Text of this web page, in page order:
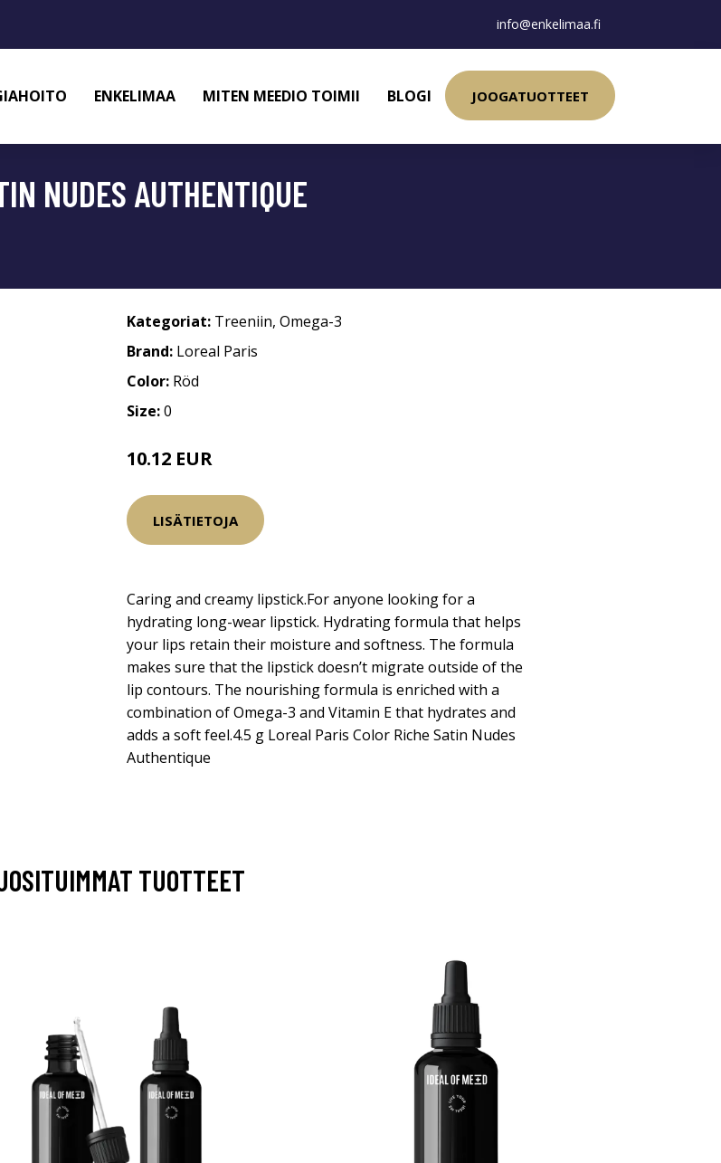
info@enkelimaa.fi
ENKELIMAA MITEN MEEDIO TOIMII BLOGI JOOGATUOTTEET
NUDES AUTHENTIQUE
Kategoriat: Treeniin, Omega-3
Brand: Loreal Paris
Color: Röd
Size:0
10.12 EUR
LISÄTIETOJA
Caring and creamy lipstick.For anyone looking for a
hydrating long-wear lipstick. Hydrating formula that helps
your lips retain their moisture and softness. The formula
makes sure that the lipstick doesn’t migrate outside of the
lip contours. The nourishing formula is enriched with a
combination of Omega-3 and Vitamin E that hydrates and
adds a soft feel.4.5 g Loreal Paris Color Riche Satin Nudes
Authentique
TUOTTEET